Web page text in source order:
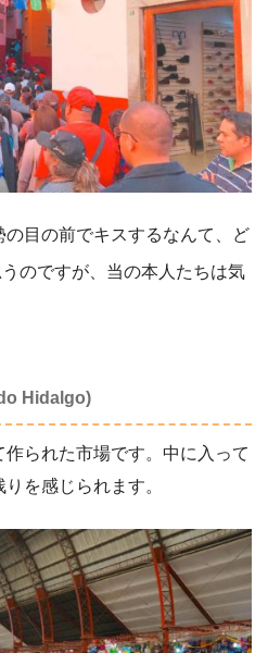
目の前でキスするなんて、ど
のですが、当の本人たちは気
Hidalgo)
られた市場です。中に入って
を感じられます。